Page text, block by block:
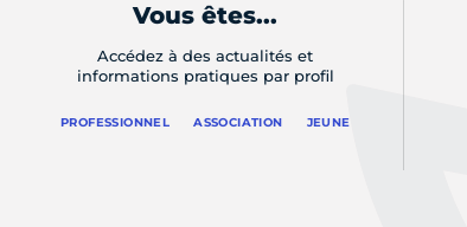
Vous êtes...
Accédez à des actualités et
informations pratiques par profil
PROFESSIONNEL ASSOCIATION JEUNE